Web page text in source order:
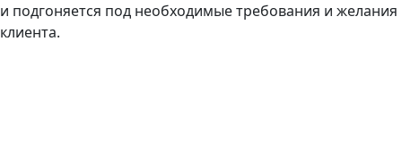
и подгоняется под необходимые требования и желания
клиента.